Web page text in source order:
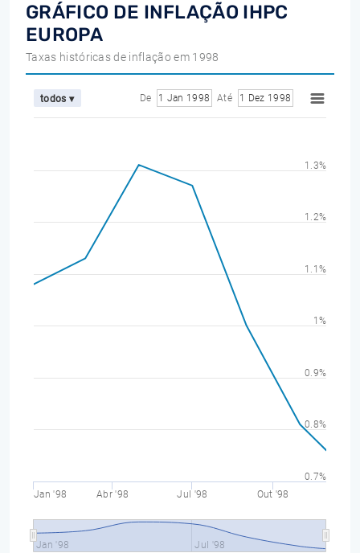
GRÁFICO DE INFLAÇÃO IHPC
EUROPA
Taxas históricas de inflação em 1998
todos ▾ De 1 Jan 1998 Até 1 Dez 1998
Jan '98 Abr '98 Jul '98 Out '98
Jan '98 Jul '98
0.7%
0.8%
0.9%
1%
1.1%
1.2%
1.3%